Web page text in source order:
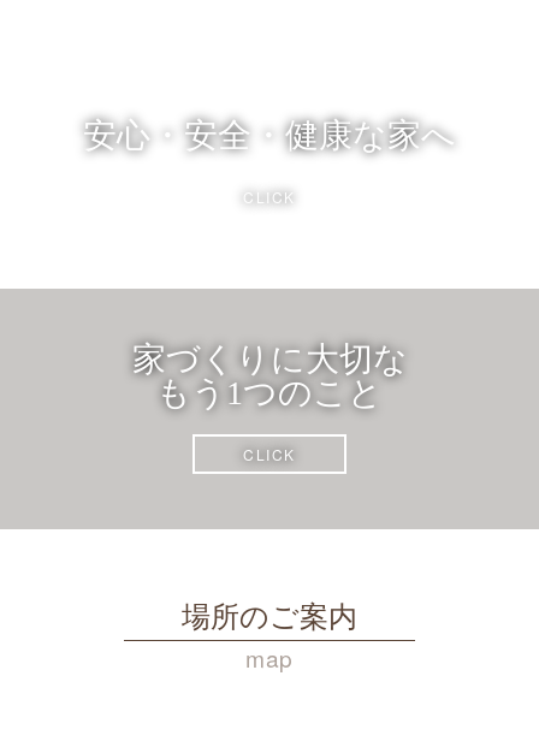
安心・安全・健康な家へ
CLICK
家づくりに大切な
もう1つのこと
CLICK
場所のご案内
map